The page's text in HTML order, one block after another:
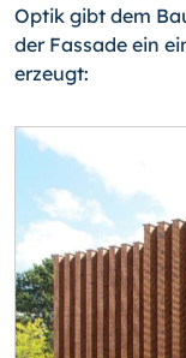
Optik gibt dem
der Fassade ein
erzeugt: